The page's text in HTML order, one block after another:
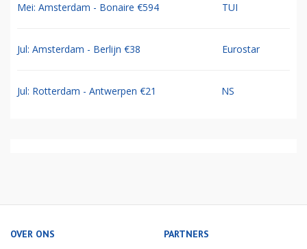
Mei: Amsterdam - Bonaire €594 TUI
Jul: Amsterdam - Berlijn €38 Eurostar
Jul: Rotterdam - Antwerpen €21 NS
OVER ONS PARTNERS